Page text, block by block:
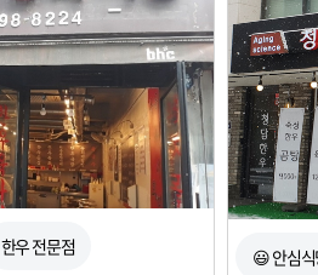
한우 전문점 😃 안심